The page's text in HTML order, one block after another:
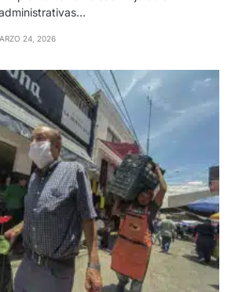
24, 2026